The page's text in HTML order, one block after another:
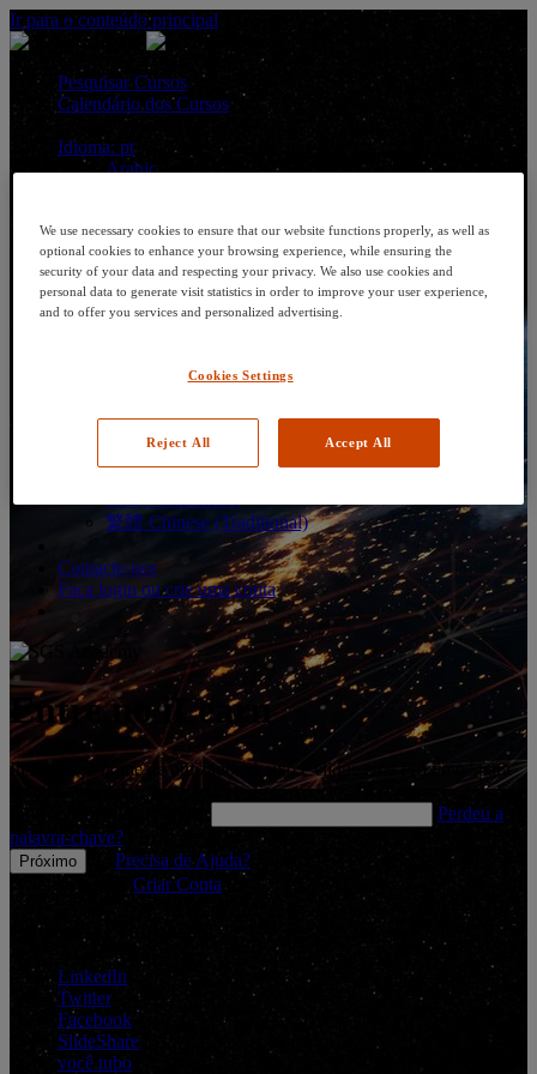
Ir para o conteúdo principal
Pesquisar Cursos
Calendário dos Cursos
Idioma: pt
Arabic
Espanol (Spanish)
Francais (French)
Hungarian (Hungary)
Italiano (Italian)
日本語 (Japanese)
Nederlands
Português
Русский (Russian)
繁體 Chinese (Traditional)
Contacte-nos
Faça login ou crie uma conta
Entre no iLearn
Insira o seu nome de utilizador abaixo e clique em ' Próximo ' para
continuar.
Insira nome de utilizador
Perdeu a
palavra-chave?
Precisa de Ajuda?
Criar Conta
Conecte-se connosco
LinkedIn
Twitter
Facebook
SlideShare
você tubo
We use necessary cookies to ensure that our website functions properly, as well as
optional cookies to enhance your browsing experience, while ensuring the
security of your data and respecting your privacy. We also use cookies and
personal data to generate visit statistics in order to improve your user experience,
and to offer you services and personalized advertising.
Cookies Settings
Reject All Accept All